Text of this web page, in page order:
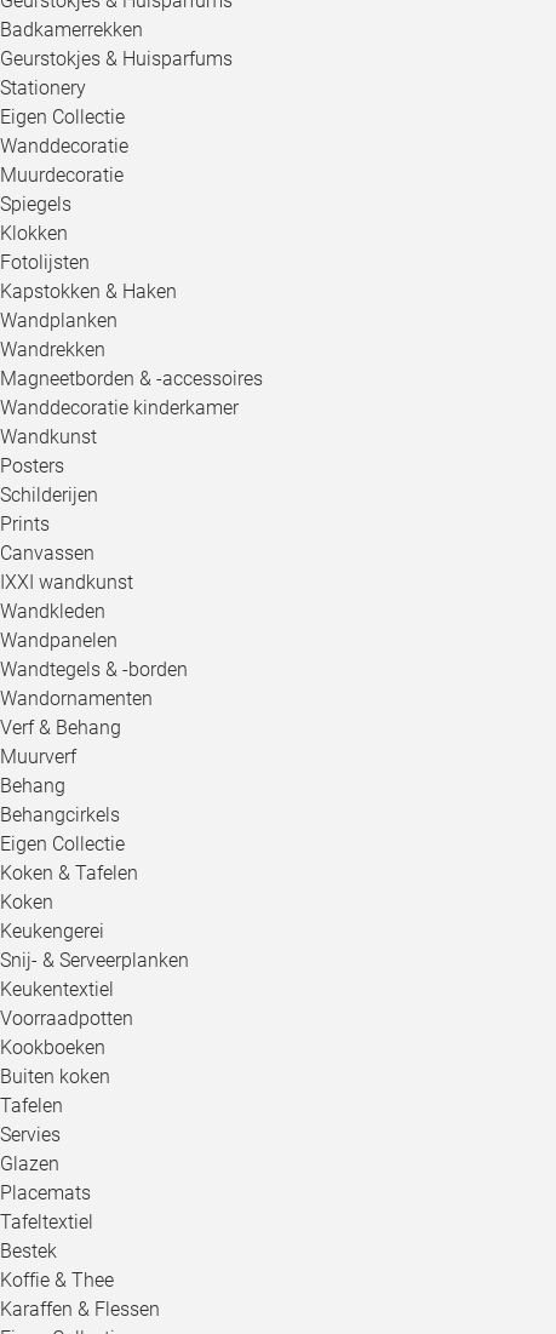
Badkamerrekken
Geurstokjes & Huisparfums
Stationery
Eigen Collectie
Wanddecoratie
Muurdecoratie
Spiegels
Klokken
Fotolijsten
Kapstokken & Haken
Wandplanken
Wandrekken
Magneetborden & -accessoires
Wanddecoratie kinderkamer
Wandkunst
Posters
Schilderijen
Prints
Canvassen
IXXI wandkunst
Wandkleden
Wandpanelen
Wandtegels & -borden
Wandornamenten
Verf & Behang
Muurverf
Behang
Behangcirkels
Eigen Collectie
Koken & Tafelen
Koken
Keukengerei
Snij- & Serveerplanken
Keukentextiel
Voorraadpotten
Kookboeken
Buiten koken
Tafelen
Servies
Glazen
Placemats
Tafeltextiel
Bestek
Koffie & Thee
Karaffen & Flessen